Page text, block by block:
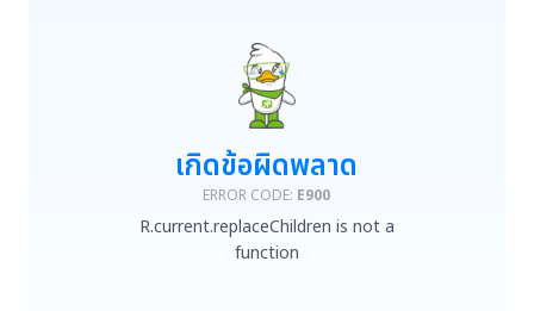
R.current.replaceChildren is not a function
เกิดข้อผิดพลาด
ERROR CODE: E900
R.current.replaceChildren is not a
function